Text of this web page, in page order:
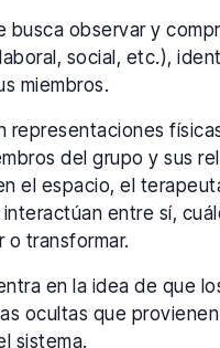
busca observar y
social, etc.),
miembros.
representaciones
del grupo y sus
el espacio, el
entre sí,
o transformar.
en la idea de que
ocultas que
sistema.